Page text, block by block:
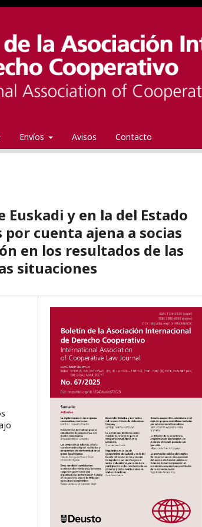
Envíos Avisos Contacto
Euskadi y en la del Estado
cuenta ajena a socias
en los resultados de las
situaciones